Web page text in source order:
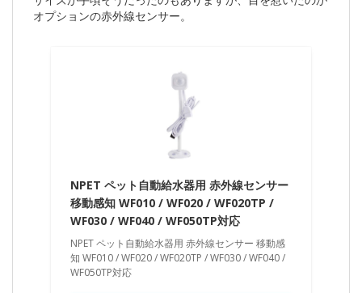
オプションの赤外線センサー。
NPET ペット自動給水器用 赤外線センサー
移動感知 WF010 / WF020 / WF020TP /
WF030 / WF040 / WF050TP対応
NPET ペット自動給水器用 赤外線センサー 移動感
知 WF010 / WF020 / WF020TP / WF030 / WF040 /
WF050TP対応